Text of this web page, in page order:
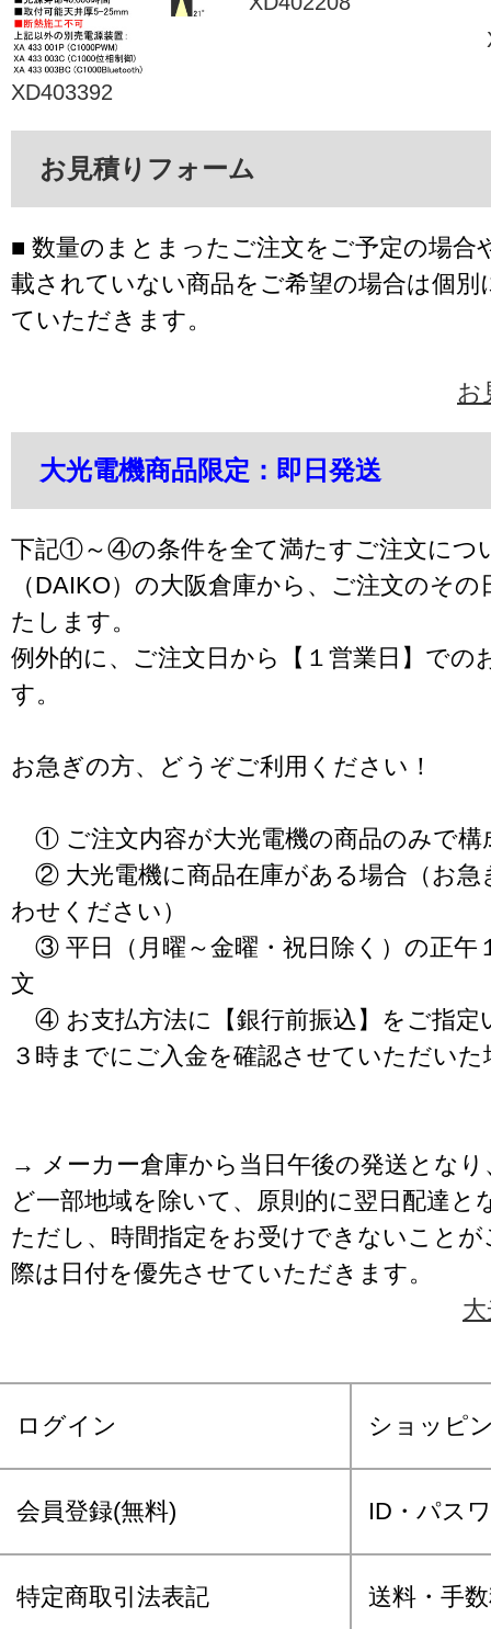
XD403392
お見積りフォーム
■ 数量のまとまったご注文をご予定の場合
載されていない商品をご希望の場合は個別
ていただきます。
お
大光電機商品限定：即日発送
下記①～④の条件を全て満たすご注文につ
（DAIKO）の大阪倉庫から、ご注文のそ
たします。
例外的に、ご注文日から【１営業日】での
す。
お急ぎの方、どうぞご利用ください！
① ご注文内容が大光電機の商品のみで構
② 大光電機に商品在庫がある場合（お急
わせください）
③ 平日（月曜～金曜・祝日除く）の正午
文
④ お支払方法に【銀行前振込】をご指定
３時までにご入金を確認させていただいた
→ メーカー倉庫から当日午後の発送となり
ど一部地域を除いて、原則的に翌日配達と
ただし、時間指定をお受けできないこと
際は日付を優先させていただきます。
ログイン ショッピ
会員登録(無料) ID・パス
特定商取引法表記 送料・手